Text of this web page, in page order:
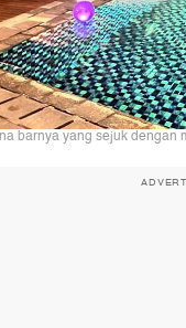
barnya yang sejuk dengan